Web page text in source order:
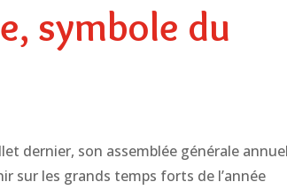
symbole du
dernier, son assemblée générale
sur les grands temps forts de l’année